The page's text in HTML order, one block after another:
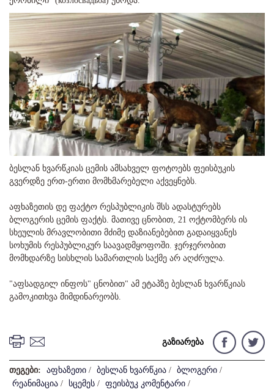
ბესლან ხვარწკიას ცემის ამსახველ ფოტოებს ფეისბუკის
გვერდზე ერთ-ერთი მომხმარებელი აქვეყნებს.
აფხაზეთის დე ფაქტო რესპუბლიკის შსს ადასტურებს
ბლოგერის ცემის ფაქტს. მათივე ცნობით, 21 ოქტომბერს ის
სხეულის მრავლობითი მძიმე დაზიანებებით გადაიყვანეს
სოხუმის რესპუბლიკურ საავადმყოფოში. ჯერჯერობით
მომხდარზე სისხლის სამართლის საქმე არ აღძრულა.
"აფსადგილ ინფოს" ცნობით" ამ ეტაპზე ბესლან ხვარწკიას
გამოკითხვა მიმდინარეობს.
გაზიარება
თეგები: აფხაზეთი / ბესლან ხვარწკია / ბლოგერი /
რეანიმაცია / სცემეს / ფეისბუკ კომენტარი /